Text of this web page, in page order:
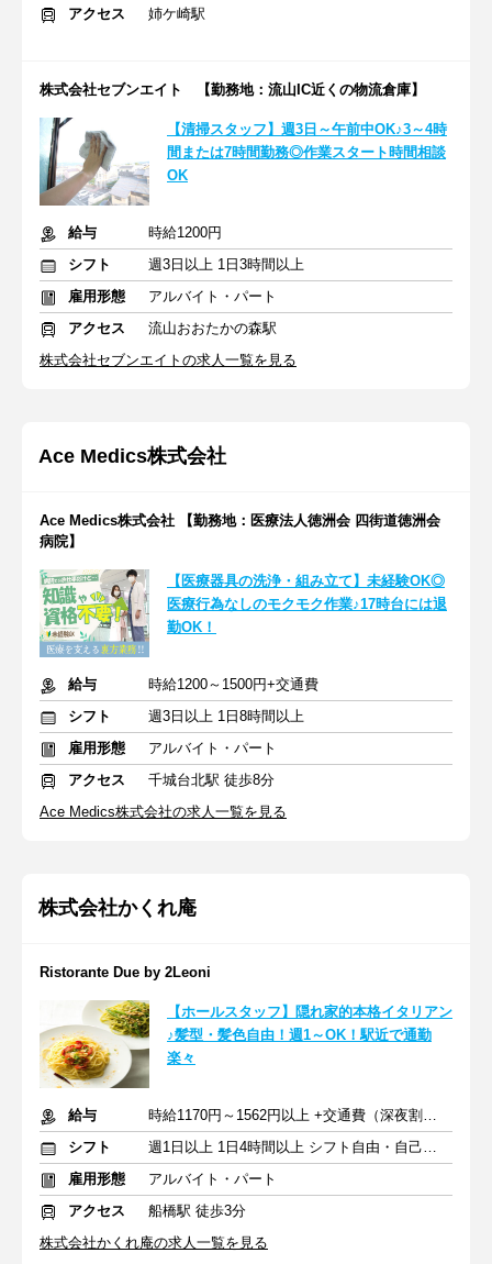
アクセス
姉ケ崎駅
株式会社セブンエイト 【勤務地：流山IC近くの物流倉庫】
【清掃スタッフ】週3日～午前中OK♪3～4時
間または7時間勤務◎作業スタート時間相談
OK
給与
時給1200円
シフト
週3日以上 1日3時間以上
雇用形態
アルバイト・パート
アクセス
流山おおたかの森駅
株式会社セブンエイトの求人一覧を見る
Ace Medics株式会社
Ace Medics株式会社 【勤務地：医療法人徳洲会 四街道徳洲会
病院】
【医療器具の洗浄・組み立て】未経験OK◎
医療行為なしのモクモク作業♪17時台には退
勤OK！
給与
時給1200～1500円+交通費
シフト
週3日以上 1日8時間以上
雇用形態
アルバイト・パート
アクセス
千城台北駅 徒歩8分
Ace Medics株式会社の求人一覧を見る
株式会社かくれ庵
Ristorante Due by 2Leoni
【ホールスタッフ】隠れ家的本格イタリアン
♪髪型・髪色自由！週1～OK！駅近で通勤
楽々
給与
時給1170円～1562円以上 +交通費（深夜割増含む）
シフト
週1日以上 1日4時間以上 シフト自由・自己申告
雇用形態
アルバイト・パート
アクセス
船橋駅 徒歩3分
株式会社かくれ庵の求人一覧を見る